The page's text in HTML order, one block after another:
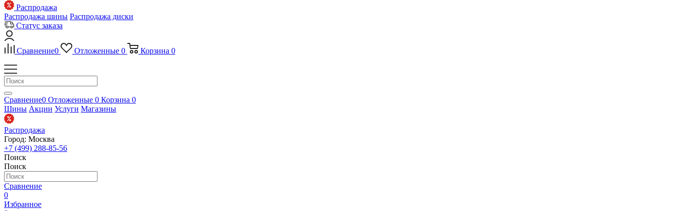
Распродажа
Распродажа шины Распродажа диски
Статус заказа
Сравнение0 Отложенные 0 Корзина 0
Сравнение0 Отложенные 0 Корзина 0
Шины Акции Услуги Магазины
Распродажа
Город: Москва
+7 (499) 288-85-56
Поиск
Поиск
Сравнение
0
Избранное